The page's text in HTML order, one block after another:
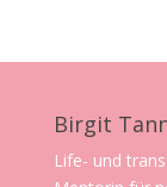
Birgit
Life- und